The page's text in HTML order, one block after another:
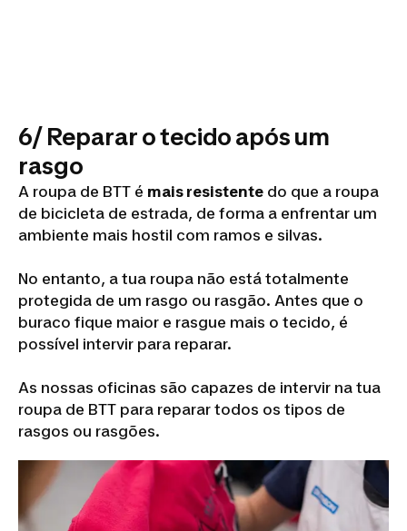
6/ Reparar o tecido após um
rasgo
A roupa de BTT é mais resistente do que a roupa
de bicicleta de estrada, de forma a enfrentar um
ambiente mais hostil com ramos e silvas.
No entanto, a tua roupa não está totalmente
protegida de um rasgo ou rasgão. Antes que o
buraco fique maior e rasgue mais o tecido, é
possível intervir para reparar.
As nossas oficinas são capazes de intervir na tua
roupa de BTT para reparar todos os tipos de
rasgos ou rasgões.